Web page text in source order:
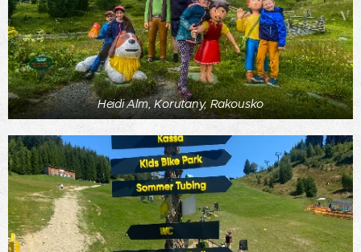
Heidi Alm, Korutany, Rakousko